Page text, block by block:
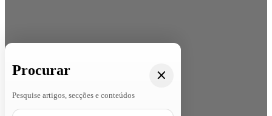
Procurar
Pesquise artigos, secções e conteúdos